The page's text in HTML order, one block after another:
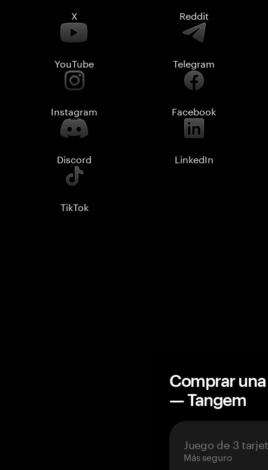
X Reddit
YouTube Telegram
Instagram Facebook
Discord LinkedIn
TikTok
Comprar
— Tangem
Juego de 3
Más seguro